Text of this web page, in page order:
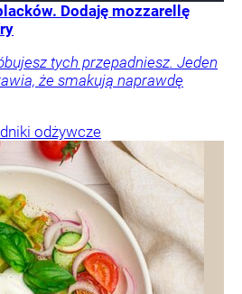
Dodaję mozzarellę
tych przepadniesz. Jeden
że smakują naprawdę
odżywcze